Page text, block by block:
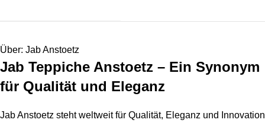
Über: Jab Anstoetz
Jab Teppiche Anstoetz – Ein Synonym
für Qualität und Eleganz
Jab Anstoetz steht weltweit für Qualität, Eleganz und Innovation